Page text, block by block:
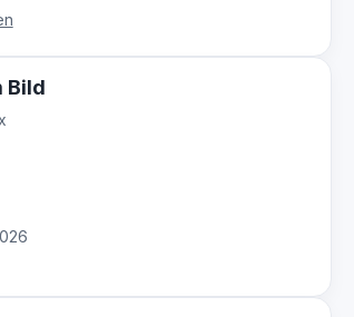
Bild